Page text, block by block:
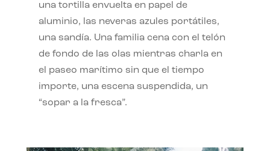
una tortilla envuelta en papel de
aluminio, las neveras azules portátiles,
una sandía. Una familia cena con el telón
de fondo de las olas mientras charla en
el paseo marítimo sin que el tiempo
importe, una escena suspendida, un
“sopar a la fresca”.